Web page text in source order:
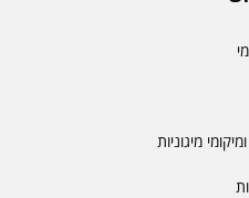
מיגוניות